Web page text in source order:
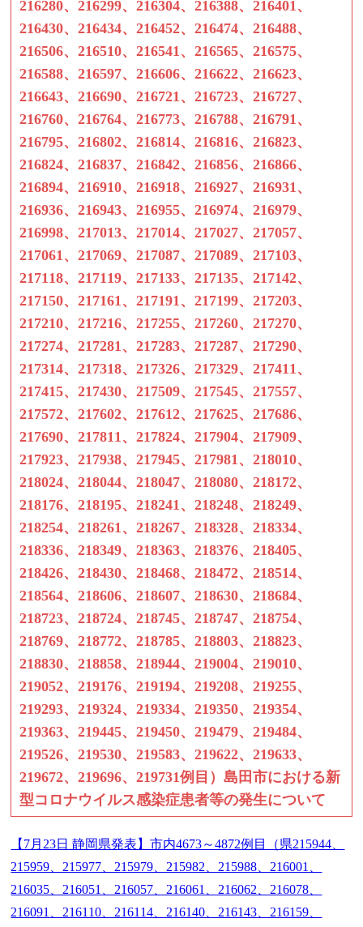
216280、216299、216304、216388、216401、
216430、216434、216452、216474、216488、
216506、216510、216541、216565、216575、
216588、216597、216606、216622、216623、
216643、216690、216721、216723、216727、
216760、216764、216773、216788、216791、
216795、216802、216814、216816、216823、
216824、216837、216842、216856、216866、
216894、216910、216918、216927、216931、
216936、216943、216955、216974、216979、
216998、217013、217014、217027、217057、
217061、217069、217087、217089、217103、
217118、217119、217133、217135、217142、
217150、217161、217191、217199、217203、
217210、217216、217255、217260、217270、
217274、217281、217283、217287、217290、
217314、217318、217326、217329、217411、
217415、217430、217509、217545、217557、
217572、217602、217612、217625、217686、
217690、217811、217824、217904、217909、
217923、217938、217945、217981、218010、
218024、218044、218047、218080、218172、
218176、218195、218241、218248、218249、
218254、218261、218267、218328、218334、
218336、218349、218363、218376、218405、
218426、218430、218468、218472、218514、
218564、218606、218607、218630、218684、
218723、218724、218745、218747、218754、
218769、218772、218785、218803、218823、
218830、218858、218944、219004、219010、
219052、219176、219194、219208、219255、
219293、219324、219334、219350、219354、
219363、219445、219450、219479、219484、
219526、219530、219583、219622、219633、
219672、219696、219731例目）島田市における新
型コロナウイルス感染症患者等の発生について
【7月23日 静岡県発表】市内4673～4872例目（県215944、
215959、215977、215979、215982、215988、216001、
216035、216051、216057、216061、216062、216078、
216091、216110、216114、216140、216143、216159、